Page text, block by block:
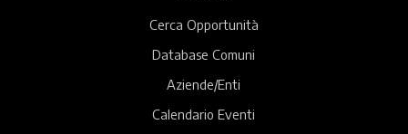
Cerca Opportunità
Database Comuni
Aziende/Enti
Calendario Eventi